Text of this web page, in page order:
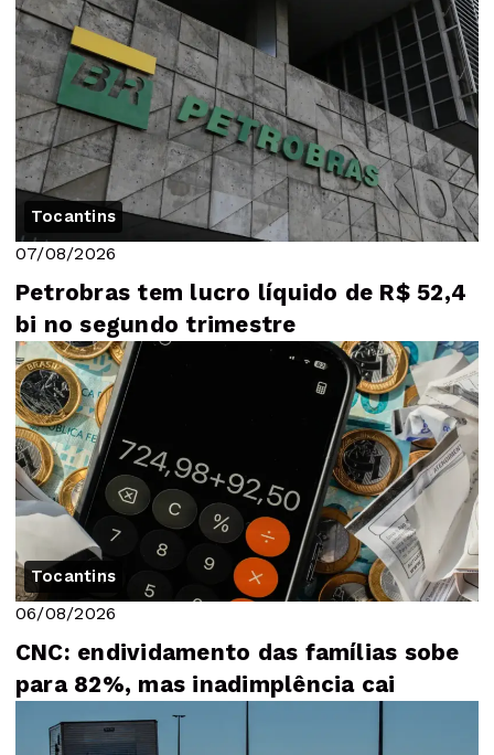
Tocantins
07/08/2026
Petrobras tem lucro líquido de R$ 52,4
bi no segundo trimestre
Tocantins
06/08/2026
CNC: endividamento das famílias sobe
para 82%, mas inadimplência cai